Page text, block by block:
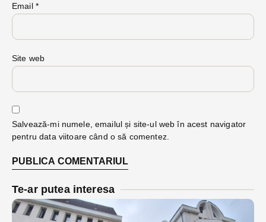
Email *
Site web
Salvează-mi numele, emailul și site-ul web în acest navigator
pentru data viitoare când o să comentez.
Te-ar putea interesa